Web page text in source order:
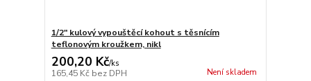
1/2" kulový vypouštěcí kohout s těsnícím
teflonovým kroužkem, nikl
200,20 Kč/ks
165,45 Kč bez DPH Není skladem